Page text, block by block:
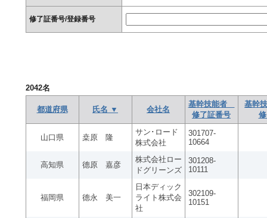
修了証番号/登録番号
2042名
都道府県 氏名 ▼ 会社名
基幹技能者
修了証番号
基幹
山口県 桒原 隆
サン･ロード
株式会社
301707-
10664
高知県 德原 嘉彦
株式会社ロー
ドグリーンズ
301208-
10111
福岡県 德永 美一
日本ディック
ライト株式会
社
302109-
10151